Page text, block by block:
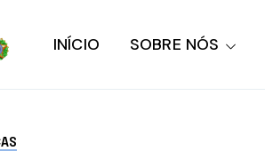
INÍCIO SOBRE NÓS